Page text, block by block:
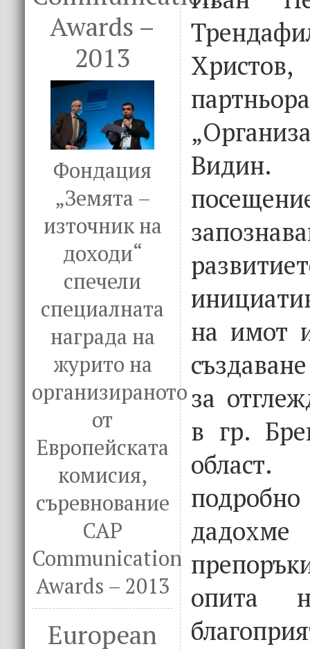
Awards –
2013
Фондация
„Земята –
източник на
доходи“
спечели
специалната
награда на
журито на
организираното
от
Европейската
комисия,
съревнование
CAP
Communication
Awards – 2013
European
на имот
за
в гр.
опита